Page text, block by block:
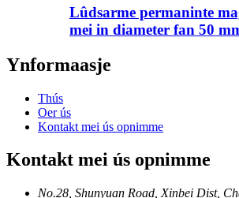
Lûdsarme permaninte
mei in diameter fan 50
Ynformaasje
Thús
Oer ús
Kontakt mei ús opnimme
Kontakt mei ús opnimme
No.28, Shunyuan Road, Xinbei Dist,